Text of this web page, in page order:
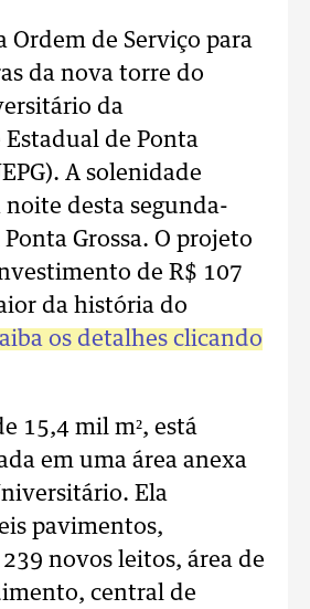
Ordem de Serviço para
da nova torre do
da
de Ponta
A solenidade
noite desta segunda-
Grossa. O projeto
de R$ 107
da história do
os detalhes clicando
15,4 mil m², está
em uma área anexa
Ela
pavimentos,
novos leitos, área de
central de